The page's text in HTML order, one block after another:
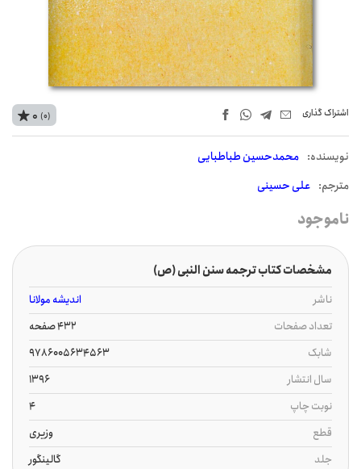
اشتراک‌ گذاری
نويسنده: محمدحسین طباطبایی
مترجم: علی حسینی
0 (0)
ناموجود
مشخصات کتاب ترجمه سنن النبی (ص)
ناشر
اندیشه مولانا
تعداد صفحات
432 صفحه
شابک
9786005634563
سال انتشار
1396
نوبت چاپ
4
قطع
وزیری
جلد
گالینگور